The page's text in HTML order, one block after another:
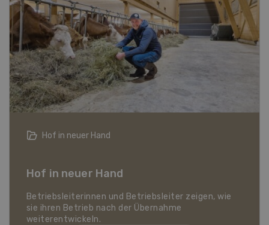
Landwirtschaft im Klimawandel
Tierhaltung zukommt und wie sich die Schweizer
Landwirtschaft gegen Hitze, Trockenheit und
Extremwetter schützen kann.